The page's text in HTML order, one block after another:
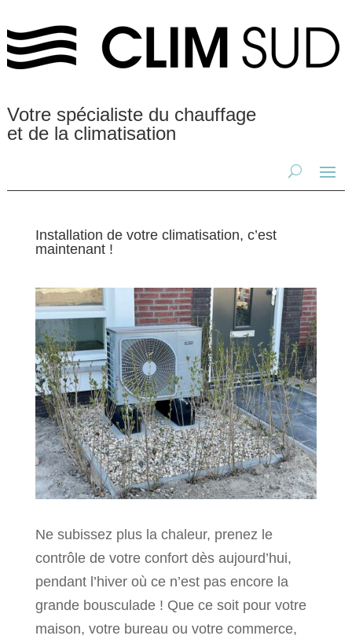
Votre spécialiste du chauffage
et de la climatisation
Installation de votre climatisation, c’est
maintenant !
Ne subissez plus la chaleur, prenez le
contrôle de votre confort dès aujourd’hui,
pendant l’hiver où ce n’est pas encore la
grande bousculade ! Que ce soit pour votre
maison, votre bureau ou votre commerce,